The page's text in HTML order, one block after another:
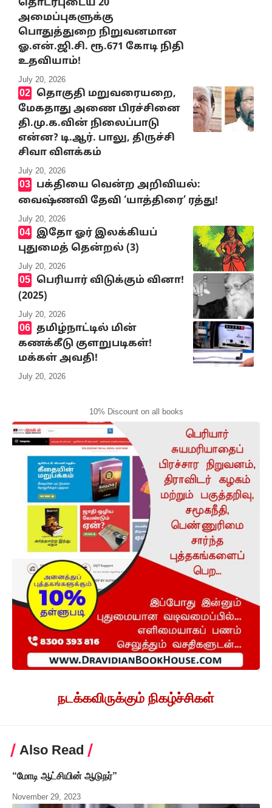
தொடர்புடைய 20
அமைப்புகளுக்கு
பொதுத்துறை நிறுவனமான
ஓ.என்.ஜி.சி. ரூ.671 கோடி நிதி
உதவியாம்!
July 20, 2026
தொகுதி மறுவரையறை,
மேகதாது அணை பிரச்சினை
தி.மு.க.வின் நிலைப்பாடு
என்ன? டி.ஆர். பாலு, திருச்சி
சிவா விளக்கம்
July 20, 2026
பக்தியை வென்ற அறிவியல்:
வைஷ்ணவி தேவி ‘யாத்திரை’ ரத்து!
July 20, 2026
இதோ ஓர் இலக்கியப்
புதுமைத் தென்றல் (3)
July 20, 2026
பெரியார் விடுக்கும் வினா!
(2025)
July 20, 2026
தமிழ்நாட்டில் மின்
கணக்கீடு குளறுபடிகள்!
மக்கள் அவதி!
July 20, 2026
10% Discount on all books
நடக்கவிருக்கும் நிகழ்ச்சிகள்
Also Read
“மோடி ஆட்சியின் ஆடுநர்”
November 29, 2023